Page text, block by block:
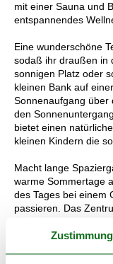
mit einer Sauna und
entspannendes
Eine wunderschöne
sodaß ihr draußen in
sonnigen Platz oder
kleinen Bank auf
Sonnenaufgang über
den
bietet einen
kleinen Kindern die
Macht lange
warme Sommertage
des Tages bei einem
passieren. Das
ihr in knapp 20Zustimmung